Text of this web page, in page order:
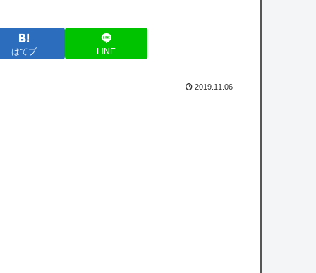
キメラって倫理観無くせば普通に作れるん
？
【悲報】山里亮太さん、一般人のツイートに
はてブ LINE
2019.11.06